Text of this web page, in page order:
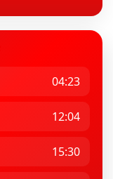
04:23
12:04
15:30